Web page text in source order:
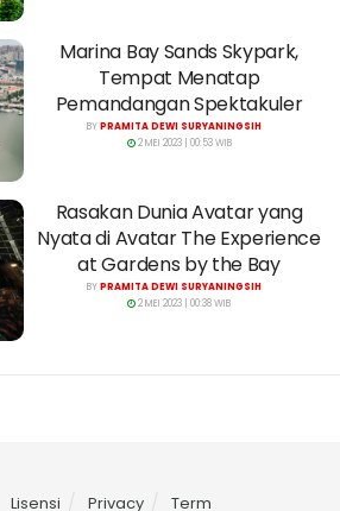
Marina Bay Sands Skypark,
Tempat Menatap
Pemandangan Spektakuler
BYPRAMITA DEWI SURYANINGSIH
2 MEI 2023 | 00:53 WIB
Rasakan Dunia Avatar yang
Nyata di Avatar The Experience
at Gardens by the Bay
BYPRAMITA DEWI SURYANINGSIH
2 MEI 2023 | 00:38 WIB
Lisensi Privacy Term